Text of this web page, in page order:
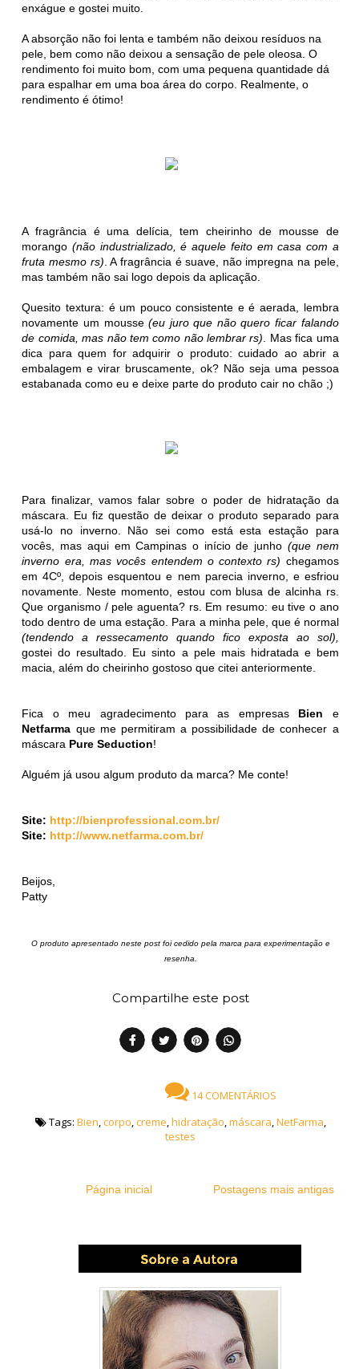
enxágue e gostei muito.
A absorção não foi lenta e também não deixou resíduos na
pele, bem como não deixou a sensação de pele oleosa. O
rendimento foi muito bom, com uma pequena quantidade dá
para espalhar em uma boa área do corpo. Realmente, o
rendimento é ótimo!
A fragrância é uma delícia, tem cheirinho de mousse de
morango(não industrializado, é aquele feito em casa com a
fruta mesmo rs) . A fragrância é suave, não impregna na pele,
mas também não sai logo depois da aplicação.
Quesito textura: é um pouco consistente e é aerada, lembra
novamente um mousse(eu juro que não quero ficar falando
de comida, mas não tem como não lembrar rs) . Mas fica uma
dica para quem for adquirir o produto: cuidado ao abrir a
embalagem e virar bruscamente, ok? Não seja uma pessoa
estabanada como eu e deixe parte do produto cair no chão ;)
Para finalizar, vamos falar sobre o poder de hidratação da
máscara. Eu fiz questão de deixar o produto separado para
usá-lo no inverno. Não sei como está esta estação para
vocês, mas aqui em Campinas o início de junho (que nem
inverno era, mas vocês entendem o contexto rs) chegamos
em 4Cº, depois esquentou e nem parecia inverno, e esfriou
novamente. Neste momento, estou com blusa de alcinha rs.
Que organismo / pele aguenta? rs. Em resumo: eu tive o ano
todo dentro de uma estação. Para a minha pele, que é normal
(tendendo a ressecamento quando fico exposta ao sol),
gostei do resultado. Eu sinto a pele mais hidratada e bem
macia, além do cheirinho gostoso que citei anteriormente.
Fica o meu agradecimento para as empresas Bien e
Netfarma que me permitiram a possibilidade de conhecer a
máscara Pure Seduction!
Alguém já usou algum produto da marca? Me conte!
Site: http://bienprofessional.com.br/
Site: http://www.netfarma.com.br/
Beijos,
Patty
O produto apresentado neste post foi cedido pela marca para experimentação e
resenha.
Compartilhe este post
14 COMENTÁRIOS
Tags: Bien,corpo,creme,hidratação,máscara,NetFarma,
testes
Postagens mais antigas
Página inicial